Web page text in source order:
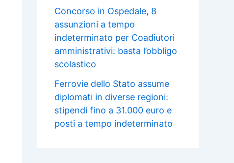
Concorso in Ospedale, 8
assunzioni a tempo
indeterminato per Coadiutori
amministrativi: basta l’obbligo
scolastico
Ferrovie dello Stato assume
diplomati in diverse regioni:
stipendi fino a 31.000 euro e
posti a tempo indeterminato